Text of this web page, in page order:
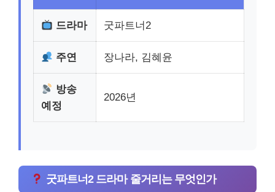
드라마 굿파트너2
주연 장나라, 김혜윤
방송
예정
2026년
굿파트너2 드라마 줄거리는 무엇인가